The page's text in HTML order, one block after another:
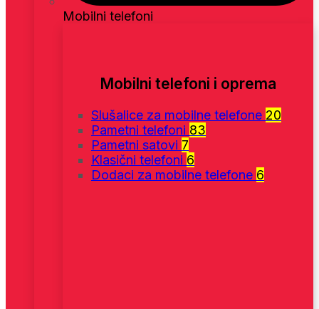
Mobilni telefoni
Mobilni telefoni i oprema
Slušalice za mobilne telefone 20
Pametni telefoni 83
Pametni satovi 7
Klasični telefoni 6
Dodaci za mobilne telefone 6